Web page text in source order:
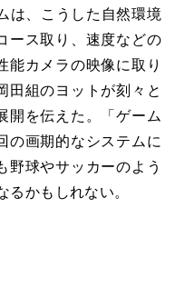
は、こうした自然環境
ース取り、速度などの
能カメラの映像に取り
田組のヨットが刻々と
開を伝えた。「ゲーム
の画期的なシステムに
野球やサッカーのよう
るかもしれない。